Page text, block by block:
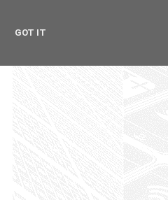
GOT IT